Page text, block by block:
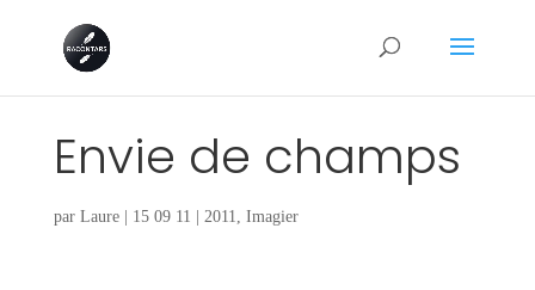
Envie de champs
par Laure| 15 09 11 2011 Imagier